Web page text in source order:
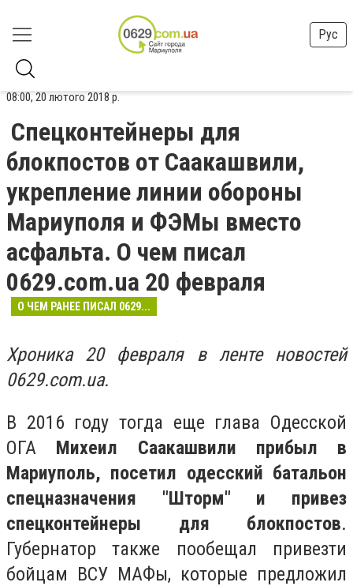
Рус
08:00, 20 лютого 2018 р.
Спецконтейнеры для
блокпостов от Саакашвили,
укрепление линии обороны
Мариуполя и ФЭМы вместо
асфальта. О чем писал
0629.com.ua 20 февраля
О ЧЕМ РАНЕЕ ПИСАЛ 0629...
Хроника 20 февраля в ленте новостей
0629.com.ua.
В 2016 году тогда еще глава Одесской
ОГА Михеил Саакашвили прибыл в
Мариуполь, посетил одесский батальон
спецназначения "Шторм" и привез
спецконтейнеры для блокпостов.
Губернатор также пообещал привезти
бойцам ВСУ МАФы, которые предложил